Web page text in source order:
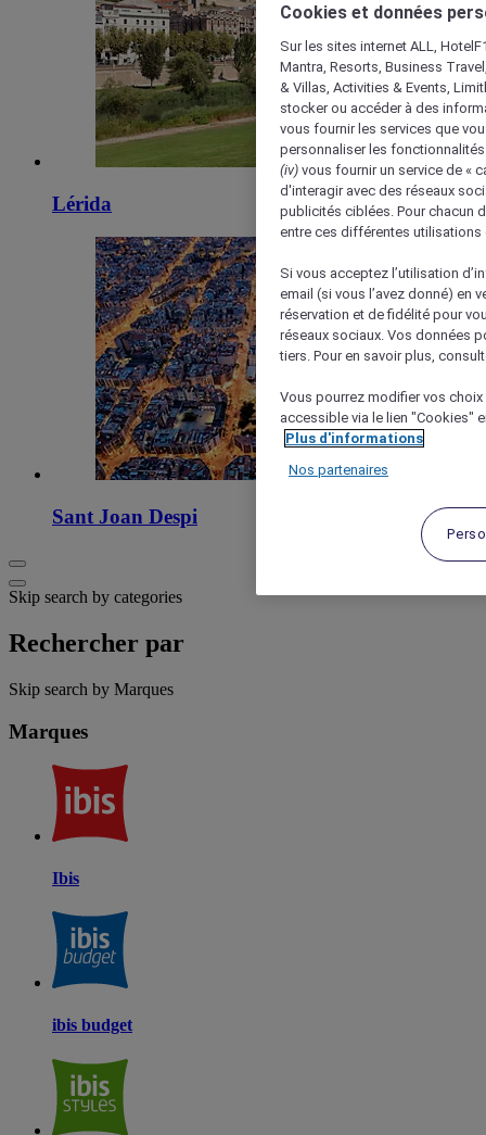
Lérida
Sant Joan Despi
Skip search by categories
Rechercher par
Skip search by Marques
Marques
Ibis
ibis budget
Cookies et données
Sur les sites internet ALL,
Mantra, Resorts, Business
& Villas, Activities & Events,
stocker ou accéder à des
vous fournir les services que
personnaliser les
(iv) vous fournir un service de «
d'interagir avec des réseaux
publicités ciblées. Pour chacun
entre ces différentes utilisations
Si vous acceptez l’utilisation
email (si vous l’avez donné) en
réservation et de fidélité pour
réseaux sociaux. Vos données
tiers. Pour en savoir plus,
Vous pourrez modifier vos
accessible via le lien "Cookies"
Plus d'informations
Nos partenaires